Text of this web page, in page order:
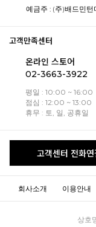
예금주 : (주)배드민턴
고객만족센터
온라인 스토어
02-3663-3922
평일 : 10:00 ~ 16:00
점심 : 12:00 ~ 13:00
휴무 : 토, 일, 공휴일
고객센터 전화연
회사소개 이용안내
상호